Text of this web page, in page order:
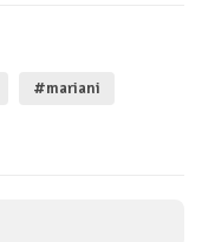
#mariani